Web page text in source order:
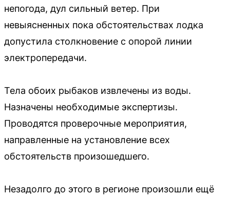
непогода, дул сильный ветер. При
невыясненных пока обстоятельствах лодка
допустила столкновение с опорой линии
электропередачи.
Тела обоих рыбаков извлечены из воды.
Назначены необходимые экспертизы.
Проводятся проверочные мероприятия,
направленные на установление всех
обстоятельств произошедшего.
Незадолго до этого в регионе произошли ещё